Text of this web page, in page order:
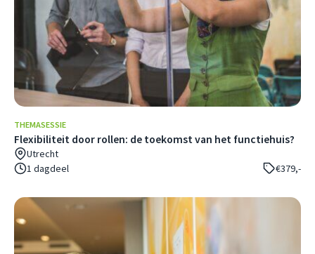
THEMASESSIE
Flexibiliteit door rollen: de toekomst van het functiehuis?
Utrecht
1 dagdeel
€379,-